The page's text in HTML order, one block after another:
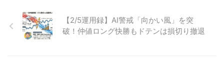
【2/5運用録】AI警戒「向かい風」を突
破！仲値ロング快勝もドテンは損切り撤退